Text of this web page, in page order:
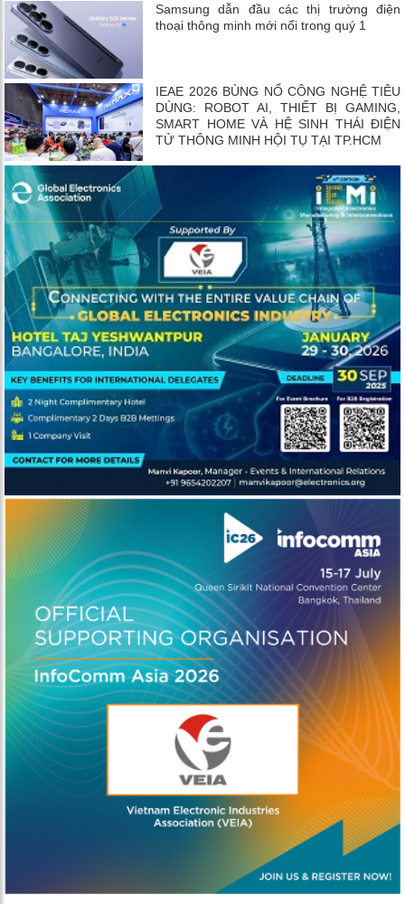
Samsung dẫn đầu các thị trường điện
thoại thông minh mới nổi trong quý 1
IEAE 2026 BÙNG NỔ CÔNG NGHỆ TIÊU
DÙNG: ROBOT AI, THIẾT BỊ GAMING,
SMART HOME VÀ HỆ SINH THÁI ĐIỆN
TỬ THÔNG MINH HỘI TỤ TẠI TP.HCM